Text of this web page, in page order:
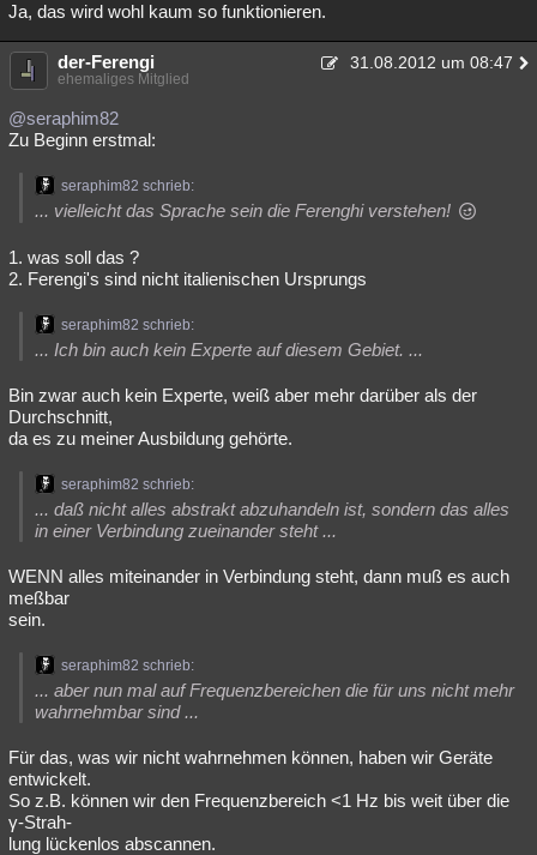
Ja, das wird wohl kaum so funktionieren.
der-Ferengi 31.08.2012 um 08:47
ehemaliges Mitglied
@seraphim82
Zu Beginn erstmal:
seraphim82 schrieb:
... vielleicht das Sprache sein die Ferenghi verstehen!
1. was soll das ?
2. Ferengi's sind nicht italienischen Ursprungs
seraphim82 schrieb:
... Ich bin auch kein Experte auf diesem Gebiet. ...
Bin zwar auch kein Experte, weiß aber mehr darüber als der
Durchschnitt,
da es zu meiner Ausbildung gehörte.
seraphim82 schrieb:
... daß nicht alles abstrakt abzuhandeln ist, sondern das alles
in einer Verbindung zueinander steht ...
WENN alles miteinander in Verbindung steht, dann muß es auch
meßbar
sein.
seraphim82 schrieb:
... aber nun mal auf Frequenzbereichen die für uns nicht mehr
wahrnehmbar sind ...
Für das, was wir nicht wahrnehmen können, haben wir Geräte
entwickelt.
So z.B. können wir den Frequenzbereich <1 Hz bis weit über die
γ-Strah-
lung lückenlos abscannen.